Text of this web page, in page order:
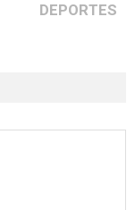
DEPORTES